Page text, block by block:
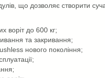
що дозволяє створити
воріт до 600 кг;
та закривання;
нового покоління;